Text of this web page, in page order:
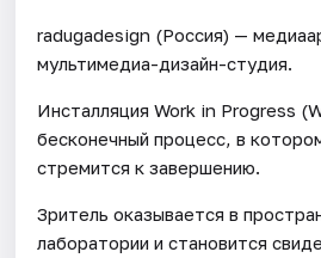
radugadesign (Россия) —
мультимедиа-дизайн-студия.
Инсталляция Work in Progress
бесконечный процесс, в
стремится к завершению.
Зритель оказывается в
лаборатории и становится